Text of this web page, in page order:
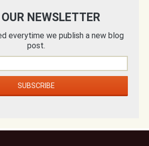
NEWSLETTER
everytime we publish a new blog
post.